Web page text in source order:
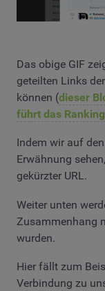
Das obige GIF
geteilten Links
können (dieser
führt das
Indem wir auf
Erwähnung
gekürzter URL.
Weiter unten
Zusammenhang
wurden.
Hier fällt zum
Verbindung zu